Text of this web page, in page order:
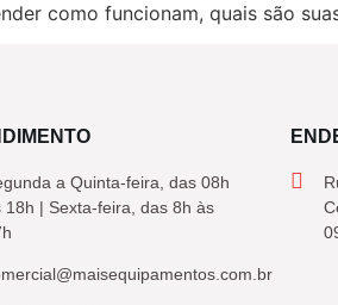
como funcionam, quais são
a Quinta-feira, das 08h
18h | Sexta-feira, das 8h às